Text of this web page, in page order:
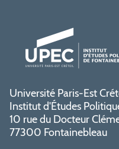
Université Paris-Est
Institut d'Études
10 rue du Docteur
77300 Fontainebleau